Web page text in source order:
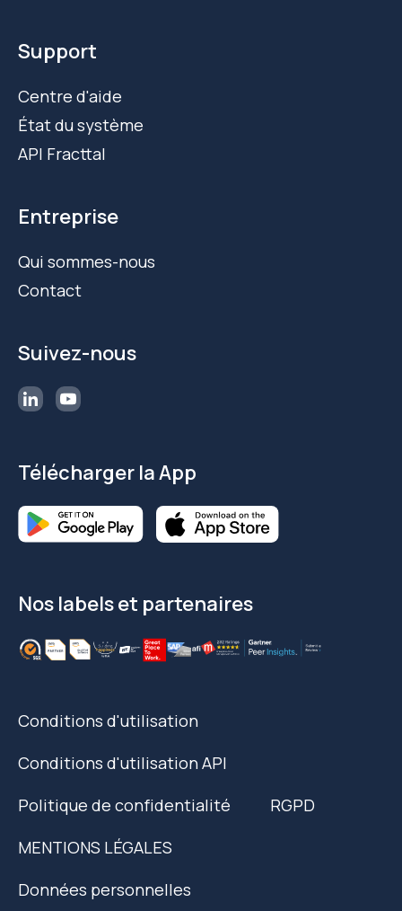
Support
Centre d'aide
État du système
API Fracttal
Entreprise
Qui sommes-nous
Contact
Suivez-nous
Télécharger la App
Nos labels et partenaires
Conditions d'utilisation
Conditions d'utilisation API
Politique de confidentialité
RGPD
MENTIONS LÉGALES
Données personnelles